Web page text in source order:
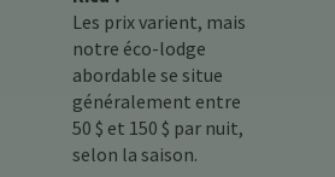
Les prix varient, mais
notre éco-lodge
abordable se situe
généralement entre
50 $ et 150 $ par nuit,
selon la saison.